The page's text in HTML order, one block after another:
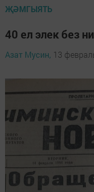
ҖӘМГЫЯТЬ
40 ел элек без
Азат Мусин, 13